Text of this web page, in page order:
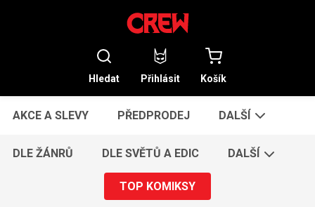
Hledat Přihlásit Košík
AKCE A SLEVY PŘEDPRODEJ DALŠÍ
DLE ŽÁNRŮ DLE SVĚTŮ A EDIC DALŠÍ
TOP KOMIKSY